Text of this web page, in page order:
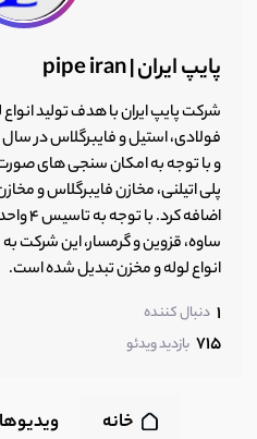
پایپ ایران | pipe iran
شرکت پایپ ایران با هدف تولید
و با توجه به امکان سنجی های
پلی اتیلنی، مخازن فایبرگلاس و
اضافه
ساوه، قزوین و گرمسار، این شرکت
انواع لوله و مخزن تبدیل شده است.
1 دنبال کننده
715 بازدید ویدئو
خانه ویدیوها